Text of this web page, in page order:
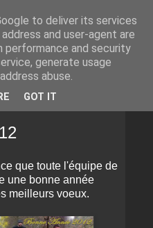
que toute l'équipe de
une bonne année
meilleurs voeux.
to deliver its services
and user-agent are
performance and security
generate usage
abuse.
GOT IT